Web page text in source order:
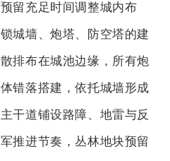
留充足时间调整城内布
城墙、炮塔、防空塔的建
排布在城池边缘，所有炮
错落搭建，依托城墙形成
干道铺设路障、地雷与反
推进节奏，丛林地块预留